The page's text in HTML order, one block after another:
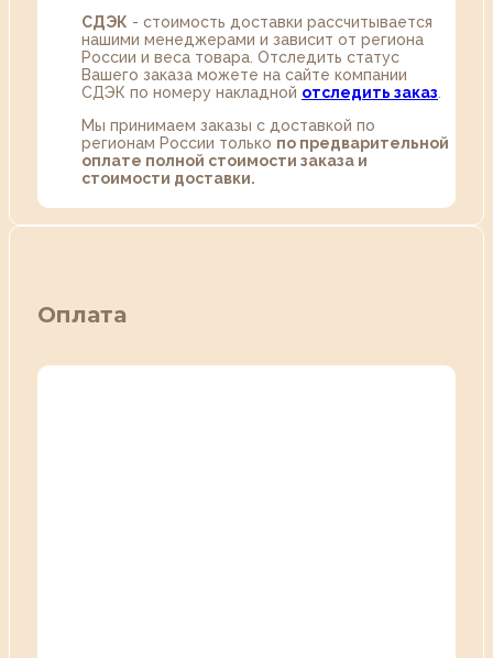
СДЭК - стоимость доставки рассчитывается
нашими менеджерами и зависит от региона
России и веса товара. Отследить статус
Вашего заказа можете на сайте компании
СДЭК по номеру накладной отследить заказ
Мы принимаем заказы с доставкой по
регионам России только по предварительной
оплате полной стоимости заказа и
стоимости доставки.
Оплата